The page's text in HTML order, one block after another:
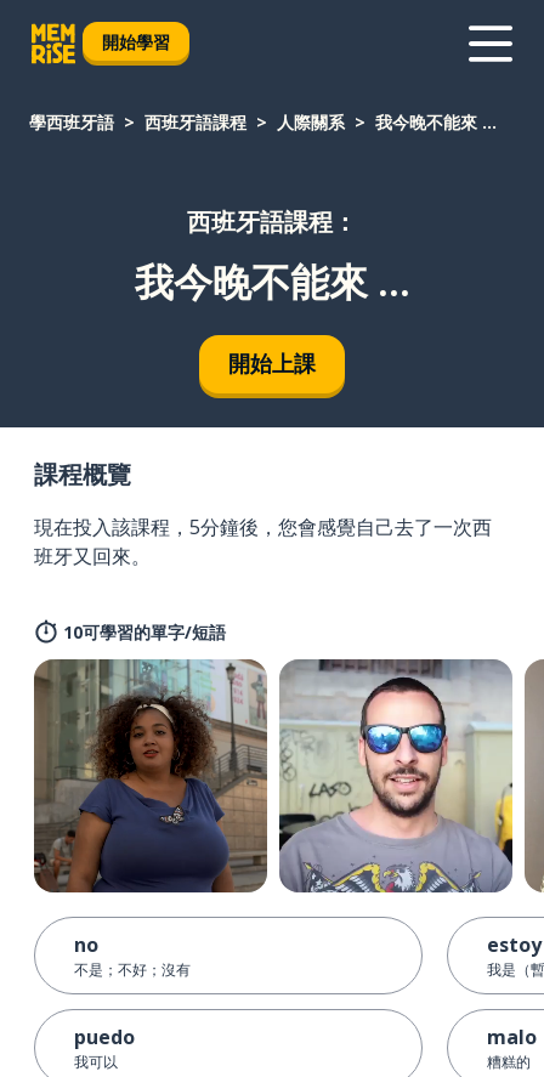
開始學習
學西班牙語 西班牙語課程 人際關系 我今晚不能來 ...
西班牙語課程：
我今晚不能來 ...
開始上課
課程概覽
現在投入該課程，5分鐘後，您會感覺自己去了一次西
班牙又回來。
10可學習的單字/短語
no
不是；不好；沒有
puedo
我可以
estoy
我是（
malo
糟糕的